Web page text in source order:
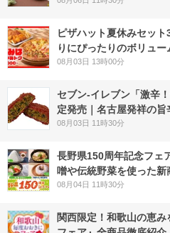
ピザハット夏休みセッ
りにぴったりのボリュ
08月03日 13時00分
セブン-イレブン「激辛
定発売｜名古屋発祥の
08月03日 11時30分
長野県150周年記念フ
噌や伝統野菜を使った
08月04日 11時30分
関西限定！和歌山の恵